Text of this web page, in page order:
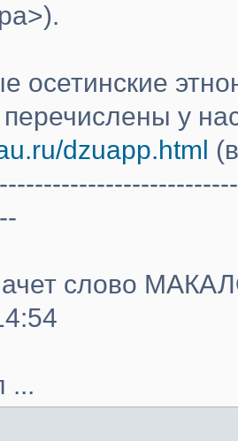
осетинские
у
dzuapp.html
слово
...